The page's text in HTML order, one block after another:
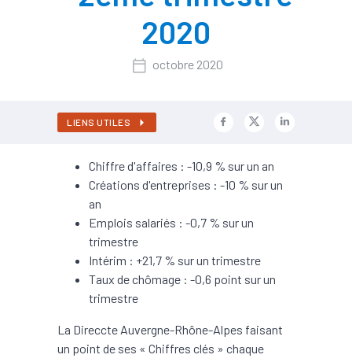
2020
octobre 2020
LIENS UTILES
Chiffre d'affaires : -10,9 % sur un an
Créations d'entreprises : -10 % sur un
an
Emplois salariés : -0,7 % sur un
trimestre
Intérim : +21,7 % sur un trimestre
Taux de chômage : -0,6 point sur un
trimestre
La Direccte Auvergne-Rhône-Alpes faisant
un point de ses « Chiffres clés » chaque